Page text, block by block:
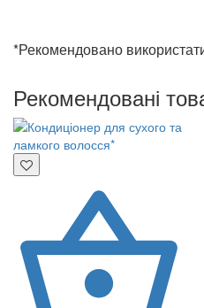
*Рекомендовано
Рекомендовані